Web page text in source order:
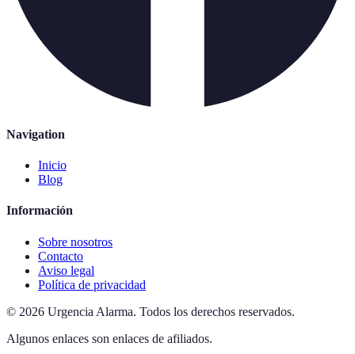
Navigation
Inicio
Blog
Información
Sobre nosotros
Contacto
Aviso legal
Política de privacidad
© 2026 Urgencia Alarma. Todos los derechos reservados.
Algunos enlaces son enlaces de afiliados.